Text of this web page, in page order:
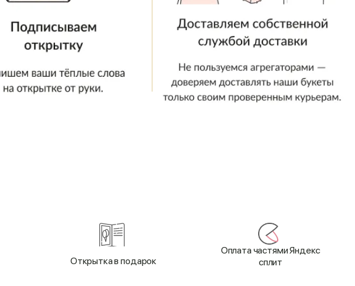
Открытка в подарок
Оплата частями Яндекс
сплит